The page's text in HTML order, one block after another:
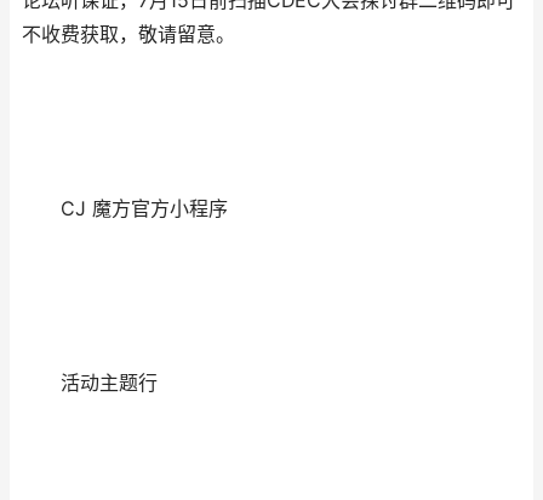
不收费获取，敬请留意。
CJ 魔方官方小程序
活动主题行